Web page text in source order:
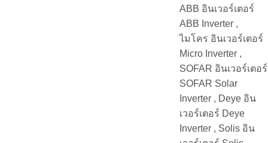
ABB อินเวอร์เตอร์
ABB Inverter ,
ไมโคร อินเวอร์เตอร์
Micro Inverter ,
SOFAR อินเวอร์เตอร์
SOFAR Solar
Inverter , Deye อิน
เวอร์เตอร์ Deye
Inverter , Solis อิน